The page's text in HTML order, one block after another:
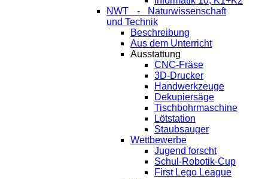
NWT - Naturwissenschaft
und Technik
Beschreibung
Aus dem Unterricht
Ausstattung
CNC-Fräse
3D-Drucker
Handwerkzeuge
Dekupiersäge
Tischbohrmaschine
Lötstation
Staubsauger
Wettbewerbe
Jugend forscht
Schul-Robotik-Cup
First Lego League